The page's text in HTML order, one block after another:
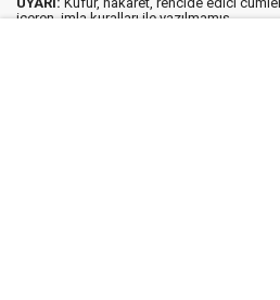
içeren, imla kuralları ile yazılmamış,